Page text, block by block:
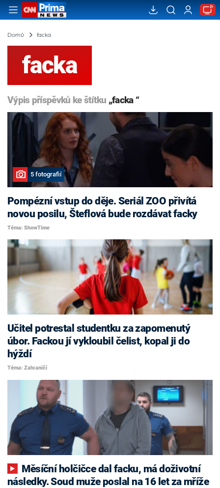
Domů facka
facka
Výpis příspěvků ke štítku „facka “
5 fotografií
Pompézní vstup do děje. Seriál ZOO přivítá
novou posilu, Šteflová bude rozdávat facky
Téma: ShowTime
Učitel potrestal studentku za zapomenutý
úbor. Fackou jí vykloubil čelist, kopal ji do
hýždí
Téma: Zahraničí
následky. Soud muže poslal na 16 let za mříže